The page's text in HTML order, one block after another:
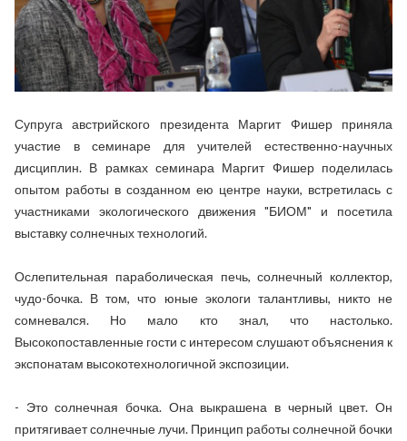
Супруга австрийского президента Маргит Фишер приняла
участие в семинаре для учителей естественно-научных
дисциплин. В рамках семинара Маргит Фишер поделилась
опытом работы в созданном ею центре науки, встретилась с
участниками экологического движения "БИОМ" и посетила
выставку солнечных технологий.
Ослепительная параболическая печь, солнечный коллектор,
чудо-бочка. В том, что юные экологи талантливы, никто не
сомневался. Но мало кто знал, что настолько.
Высокопоставленные гости с интересом слушают объяснения к
экспонатам высокотехнологичной экспозиции.
- Это солнечная бочка. Она выкрашена в черный цвет. Он
притягивает солнечные лучи. Принцип работы солнечной бочки